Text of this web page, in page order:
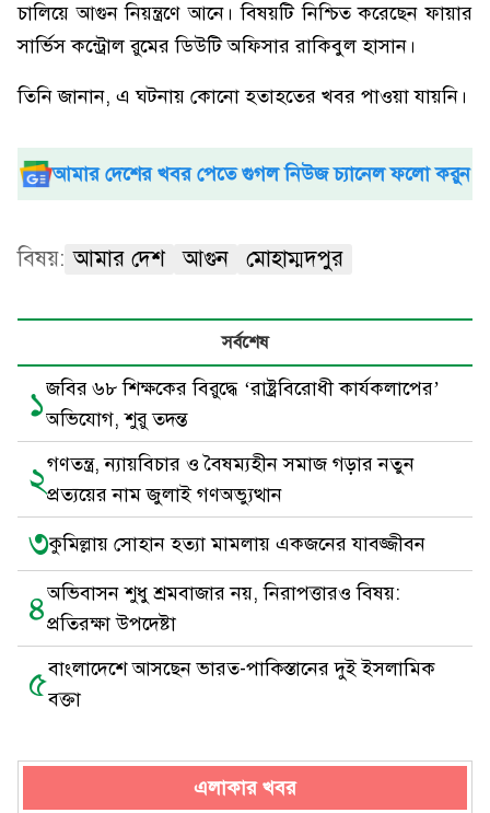
চালিয়ে আগুন নিয়ন্ত্রণে আনে। বিষয়টি নিশ্চিত করেছেন ফায়ার
সার্ভিস কন্ট্রোল রুমের ডিউটি অফিসার রাকিবুল হাসান।
তিনি জানান, এ ঘটনায় কোনো হতাহতের খবর পাওয়া যায়নি।
আমার দেশের খবর পেতে গুগল নিউজ চ্যানেল ফলো করুন
বিষয়: আমার দেশ আগুন মোহাম্মদপুর
সর্বশেষ
১জবির ৬৮ শিক্ষকের বিরুদ্ধে ‘রাষ্ট্রবিরোধী কার্যকলাপের’
অভিযোগ, শুরু তদন্ত
২গণতন্ত্র, ন্যায়বিচার ও বৈষম্যহীন সমাজ গড়ার নতুন
প্রত্যয়ের নাম জুলাই গণঅভ্যুত্থান
৩কুমিল্লায় সোহান হত্যা মামলায় একজনের যাবজ্জীবন
৪অভিবাসন শুধু শ্রমবাজার নয়, নিরাপত্তারও বিষয়:
প্রতিরক্ষা উপদেষ্টা
৫বাংলাদেশে আসছেন ভারত-পাকিস্তানের দুই ইসলামিক
বক্তা
এলাকার খবর